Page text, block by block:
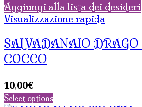
Aggiungi alla lista dei desideri
Visualizzazione rapida
SALVADANAIO DRAGO
COCCO
10,00€
Select options